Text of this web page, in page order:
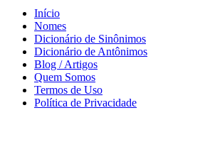
Início
Nomes
Dicionário de Sinônimos
Dicionário de Antônimos
Blog / Artigos
Quem Somos
Termos de Uso
Política de Privacidade